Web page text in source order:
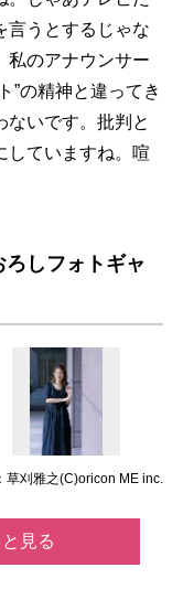
言うとするじゃな
私のアナウンサー
”の精神と違ってき
ないです。批判と
していますね。喧
しフォトギャ
草刈雅之(C)oricon ME inc.
見る